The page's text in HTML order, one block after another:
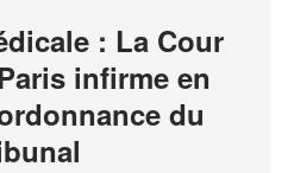
: La Cour
infirme en
du